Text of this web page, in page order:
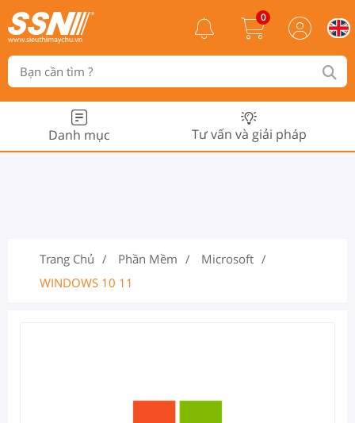
0
Danh mục Tư vấn và giải pháp
Trang Chủ Phần Mềm
Microsoft
WINDOWS 10 11